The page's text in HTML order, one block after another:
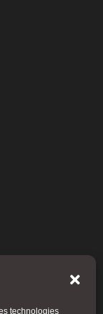
technologies